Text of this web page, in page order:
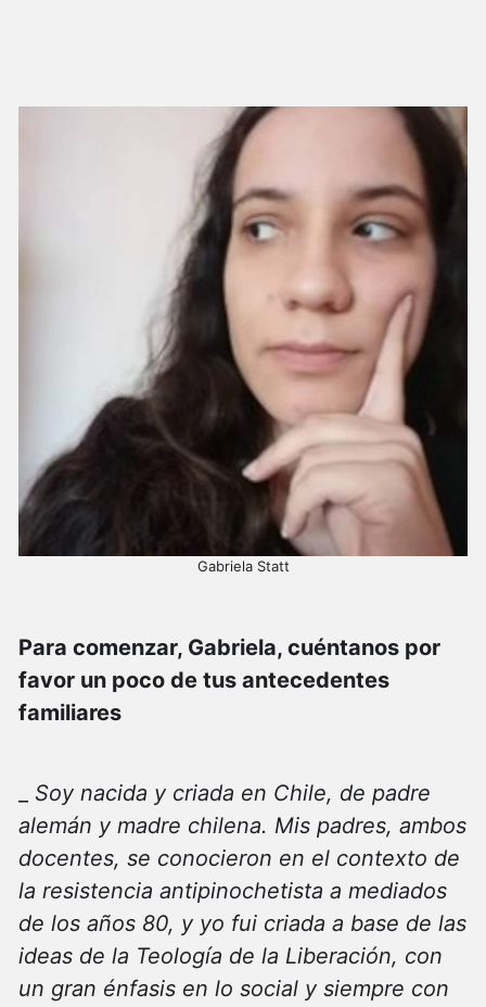
Gabriela Statt
Para comenzar, Gabriela, cuéntanos por
favor un poco de tus antecedentes
familiares
Soy nacida y criada en Chile, de padre
alemán y madre chilena. Mis padres, ambos
docentes, se conocieron en el contexto de
la resistencia antipinochetista a mediados
de los años 80, y yo fui criada a base de las
ideas de la Teología de la Liberación, con
un gran énfasis en lo social y siempre con